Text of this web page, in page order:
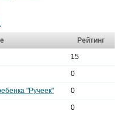
Рейтинг
15
0
"Ручеек" 0
0